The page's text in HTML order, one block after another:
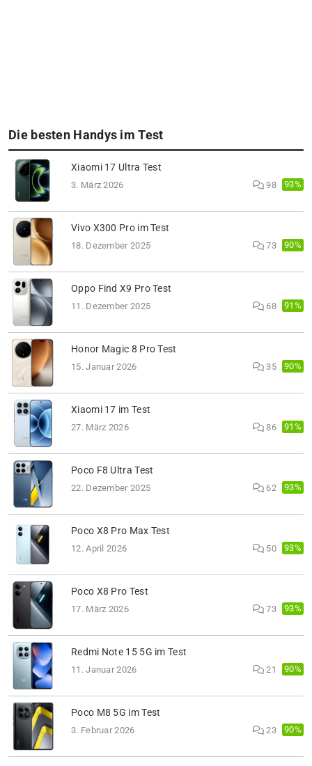
Die besten Handys im Test
Xiaomi 17 Ultra Test
3. März 2026 98 93%
Vivo X300 Pro im Test
18. Dezember 2025 73 90%
Oppo Find X9 Pro Test
11. Dezember 2025 68 91%
Honor Magic 8 Pro Test
15. Januar 2026 35 90%
Xiaomi 17 im Test
27. März 2026 86 91%
Poco F8 Ultra Test
22. Dezember 2025 62 93%
Poco X8 Pro Max Test
12. April 2026 50 93%
Poco X8 Pro Test
17. März 2026 73 93%
Redmi Note 15 5G im Test
11. Januar 2026 21 90%
Poco M8 5G im Test
3. Februar 2026 23 90%